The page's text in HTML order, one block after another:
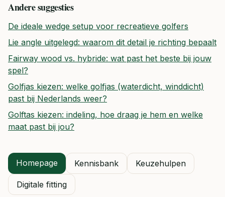
Andere suggesties
De ideale wedge setup voor recreatieve golfers
Lie angle uitgelegd: waarom dit detail je richting bepaalt
Fairway wood vs. hybride: wat past het beste bij jouw
spel?
Golfjas kiezen: welke golfjas (waterdicht, winddicht)
past bij Nederlands weer?
Golftas kiezen: indeling, hoe draag je hem en welke
maat past bij jou?
Homepage Kennisbank Keuzehulpen
Digitale fitting